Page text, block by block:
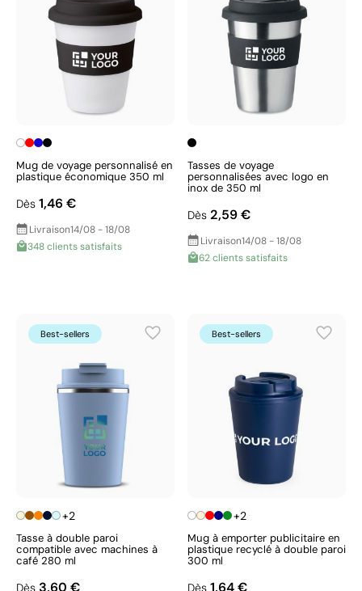
Mug de voyage personnalisé en
plastique économique 350 ml
Dès 1,46 €
Livraison14/08 - 18/08
348 clients satisfaits
Tasses de voyage
personnalisées avec logo en
inox de 350 ml
Dès 2,59 €
Livraison14/08 - 18/08
62 clients satisfaits
Best-sellers
+2
Tasse à double paroi
compatible avec machines à
café 280 ml
Dès 3,60 €
Best-sellers
+2
Mug à emporter publicitaire en
plastique recyclé à double paroi
300 ml
Dès 1,64 €